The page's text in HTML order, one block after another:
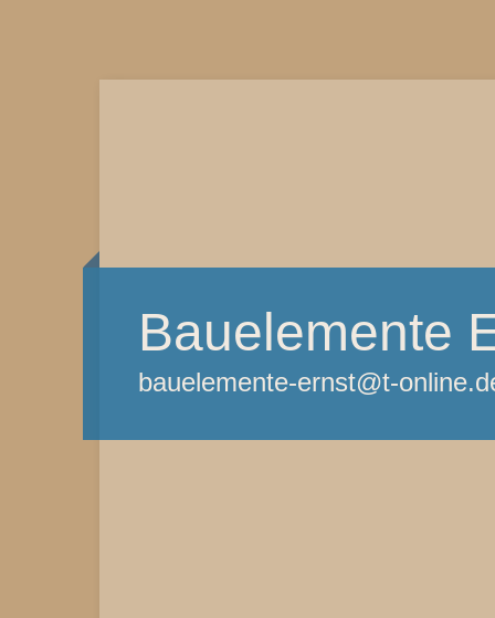
Bauelemente
bauelemente-ernst@t-